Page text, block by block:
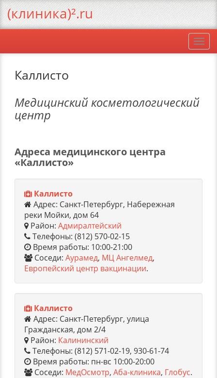
Каллисто
Медицинский косметологический
центр
Адреса медицинского центра
«Каллисто»
Каллисто
Адрес: Санкт-Петербург, Набережная
реки Мойки, дом 64
Район: Адмиралтейский
Телефоны: (812) 570-02-15
Время работы: 10:00-21:00
Соседи: Аурамед, МЦ Ангелмед,
Европейский центр вакцинации.
Каллисто
Адрес: Санкт-Петербург, улица
Гражданская, дом 2/4
Район: Калининский
Телефоны: (812) 571-02-19, 930-61-74
Время работы: пн-вс 10:00-20:00
Соседи: МедОсмотр, Аба-клиника, Глобус.
(клиника)².ru